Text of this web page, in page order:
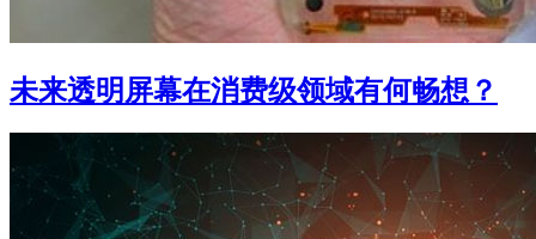
未来透明屏幕在消费级领域有何畅想？